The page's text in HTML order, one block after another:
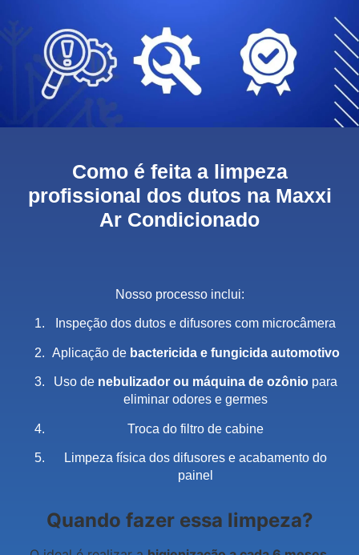
Como é feita a limpeza
profissional dos dutos na Maxxi
Ar Condicionado
Nosso processo inclui:
Inspeção dos dutos e difusores com microcâmera
Aplicação de bactericida e fungicida automotivo
Uso de nebulizador ou máquina de ozônio para
eliminar odores e germes
Troca do filtro de cabine
Limpeza física dos difusores e acabamento do
painel
Quando fazer essa limpeza?